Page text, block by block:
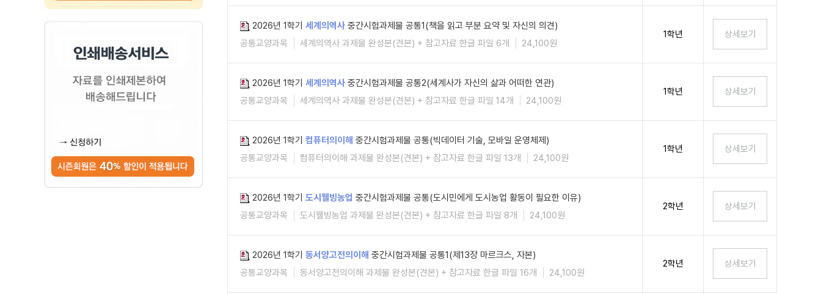
2026년 1학기 세계의역사 중간시험과제물 공통1(책을 읽고 부분 요약 및 자신의 의견)
공통교양과목
세계의역사 과제물 완성본(견본) + 참고자료 한글 파일 6개 24,100원
1학년
2026년 1학기 세계의역사 중간시험과제물 공통2(세계사가 자신의 삶과 어떠한 연관)
공통교양과목
세계의역사 과제물 완성본(견본) + 참고자료 한글 파일 14개 24,100원
1학년
2026년 1학기 컴퓨터의이해 중간시험과제물 공통(빅데이터 기술, 모바일 운영체제)
공통교양과목
컴퓨터의이해 과제물 완성본(견본) + 참고자료 한글 파일 13개 24,100원
1학년
2026년 1학기 도시웰빙농업 중간시험과제물 공통(도시민에게 도시농업 활동이 필요한 이유)
공통교양과목
도시웰빙농업 과제물 완성본(견본) + 참고자료 한글 파일 8개 24,100원
2학년
2026년 1학기 동서양고전의이해 중간시험과제물 공통1(제13장 마르크스, 자본)
공통교양과목
동서양고전의이해 과제물 완성본(견본) + 참고자료 한글 파일 16개 24,100원
2학년